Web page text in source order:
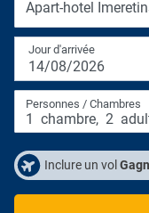
Apart-hotel
Jour d'arrivée
14/08/2026
Personnes / Chambres
1 chambre, 2
Inclure un vol